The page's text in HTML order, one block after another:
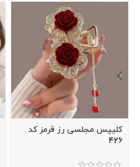
کلیپس مجلسی رز قرمز کد
426